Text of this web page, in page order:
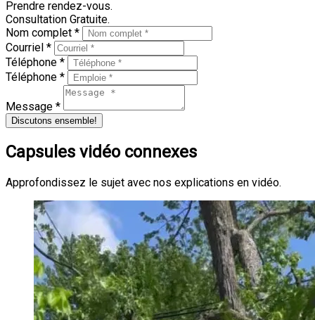
Prendre rendez-vous.
Consultation Gratuite.
Nom complet *
Courriel *
Téléphone *
Téléphone *
Message *
Discutons ensemble!
Capsules vidéo connexes
Approfondissez le sujet avec nos explications en vidéo.